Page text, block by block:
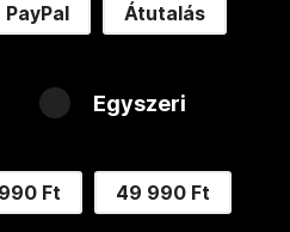
PayPal Átutalás
Egyszeri
Ft 49 990 Ft